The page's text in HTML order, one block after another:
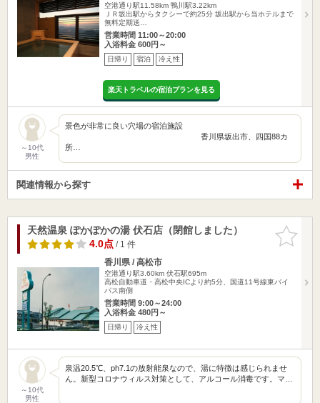
空港通り駅11.58km 鴨川駅3.22km
ＪＲ坂出駅からタクシーで約25分 坂出駅から当ホテルまで
無料定期送…
営業時間 11:00～20:00
入浴料金 600円～
日帰り 宿泊 冷え性
楽天トラベルの宿泊プランを見る
～10代
男性
景色が非常に良い穴場の宿泊施設
香川県坂出市、四国88カ
所…
関連情報から探す
お気に入
りに追加
天然温泉 ぽかぽかの湯 伏石店（閉館しました）
4.0点/ 1 件
香川県 / 高松市
空港通り駅3.60km 伏石駅695m
高松自動車道・高松中央ICより約5分、国道11号線東バイ
パス南側
営業時間 9:00～24:00
入浴料金 480円～
日帰り 冷え性
～10代
男性
泉温20.5℃、ph7.1の放射能泉なので、湯に特徴は感じられませ
ん。新型コロナウィルス対策として、アルコール消毒です。マ…